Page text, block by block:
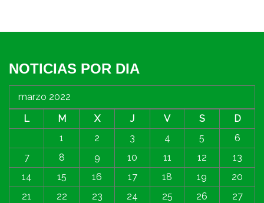
NOTICIAS POR DIA
marzo 2022
L
M X J V S
D
1
2 3 4 5
6
7
8 9 10 11 12
13
14
15 16 17 18 19
20
21
22 23 24 25 26
27